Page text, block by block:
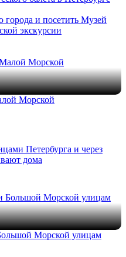
и посетить Музей
экскурсии
Морской
Петербурга и через
дома
Морской улицам